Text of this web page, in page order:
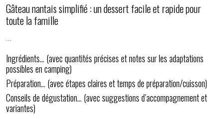
Gâteau nantais simplifié : un dessert facile et rapide pour
toute la famille
Ingrédients… (avec quantités précises et notes sur les adaptations
possibles en camping)
Préparation… (avec étapes claires et temps de préparation/cuisson)
Conseils de dégustation… (avec suggestions d’accompagnement et
variantes)